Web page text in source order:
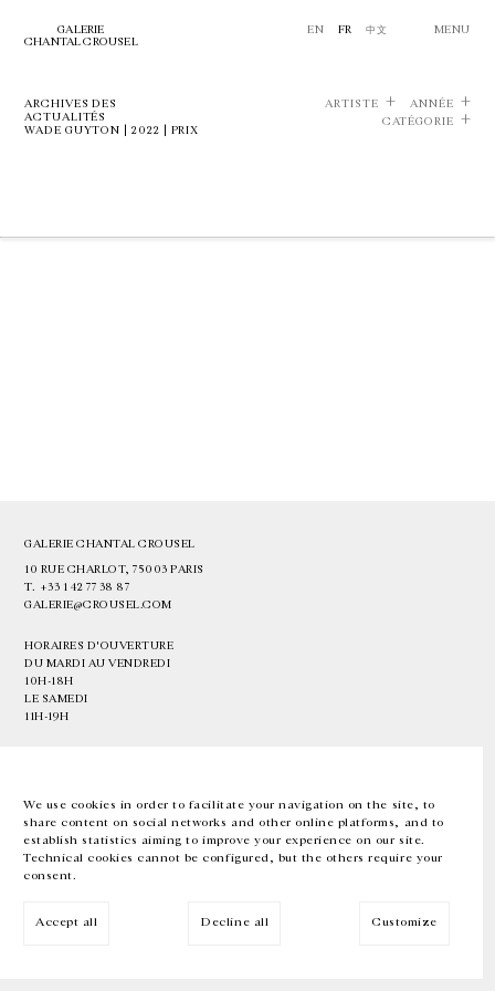
We use cookies in order to facilitate your navigation on the site, to
share content on social networks and other online platforms, and to
establish statistics aiming to improve your experience on our site.
Technical cookies cannot be configured, but the others require your
consent.
Accept all Decline all Customize
GALERIE
CHANTAL CROUSEL
EN FR 中文 MENU
ARCHIVES DES
ACTUALITÉS
WADE GUYTON | 2022 | PRIX
ARTISTE
ANNÉE
CATÉGORIE
GALERIE CHANTAL CROUSEL
10 RUE CHARLOT, 75003 PARIS
T. +33 1 42 77 38 87
GALERIE@CROUSEL.COM
HORAIRES D'OUVERTURE
DU MARDI AU VENDREDI
10H-18H
LE SAMEDI
11H-19H
EN FR 中文 Facebook Instagram
Inscrivez-vous à notre newsletter